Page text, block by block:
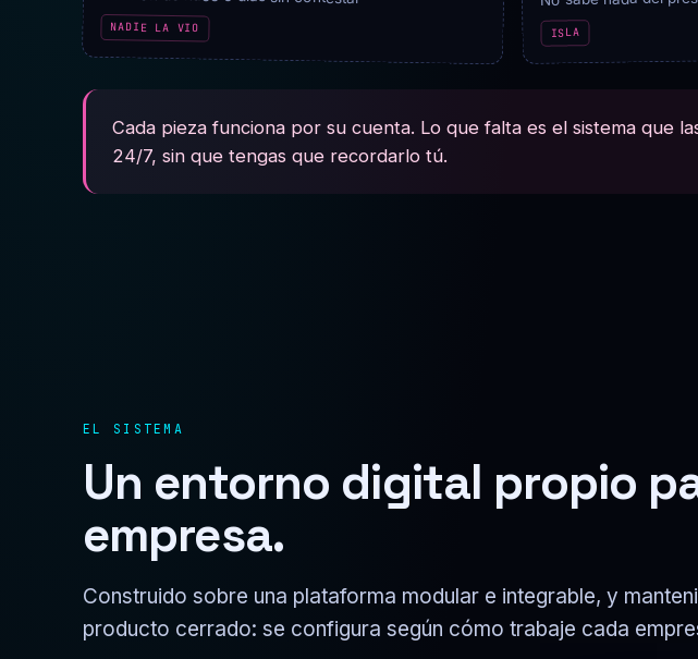
NADIE LA VIO ISLA
Cada pieza funciona por su cuenta. Lo que falta es el sistema
24/7, sin que tengas que recordarlo tú.
EL SISTEMA
Un entorno digital propio
empresa.
Construido sobre una plataforma modular e integrable, y
producto cerrado: se configura según cómo trabaje cada